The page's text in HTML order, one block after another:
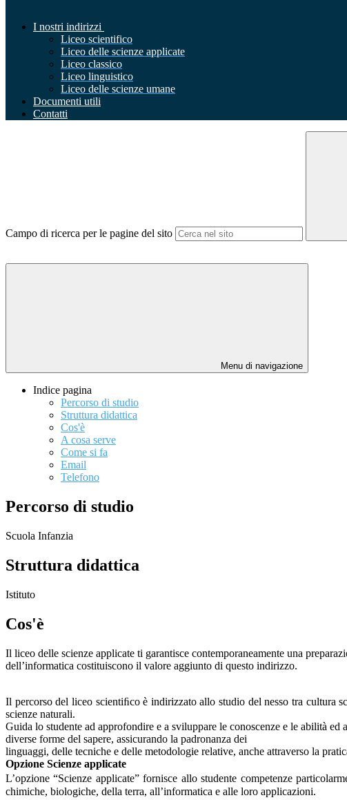
I nostri indirizzi
Liceo scientifico
Liceo delle scienze applicate
Liceo classico
Liceo linguistico
Liceo delle scienze umane
Documenti utili
Contatti
Campo di ricerca per le pagine del sito
Menu di navigazione
Indice pagina
Percorso di studio
Struttura didattica
Cos'è
A cosa serve
Come si fa
Email
Telefono
Percorso di studio
Scuola Infanzia
Struttura didattica
Istituto
Cos'è
Il liceo delle scienze applicate ti garantisce contemporaneamente una
dell’informatica costituiscono il valore aggiunto di questo indirizzo.
Il percorso del liceo scientiﬁco è indirizzato allo studio del nesso tra cultura
scienze naturali.
Guida lo studente ad approfondire e a sviluppare le conoscenze e le abilità
diverse forme del sapere, assicurando la padronanza dei
linguaggi, delle tecniche e delle metodologie relative, anche attraverso la
Opzione Scienze applicate
L’opzione “Scienze applicate” fornisce allo studente competenze
chimiche, biologiche, della terra, all’informatica e alle loro applicazioni.